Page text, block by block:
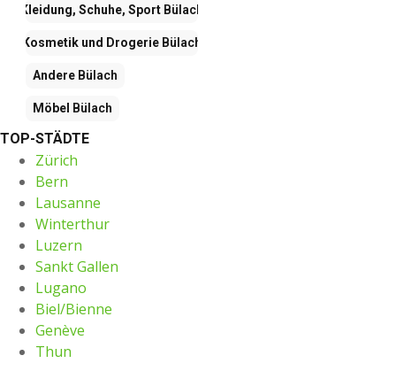
Kleidung, Schuhe, Sport Bülach
Kosmetik und Drogerie Bülach
Andere Bülach
Möbel Bülach
TOP-STÄDTE
Zürich
Bern
Lausanne
Winterthur
Luzern
Sankt Gallen
Lugano
Biel/Bienne
Genève
Thun